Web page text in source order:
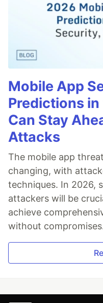
Mobile App
Predictions
Can Stay
Attacks
The mobile app
changing, with
techniques. In 2026,
attackers will be
achieve
without